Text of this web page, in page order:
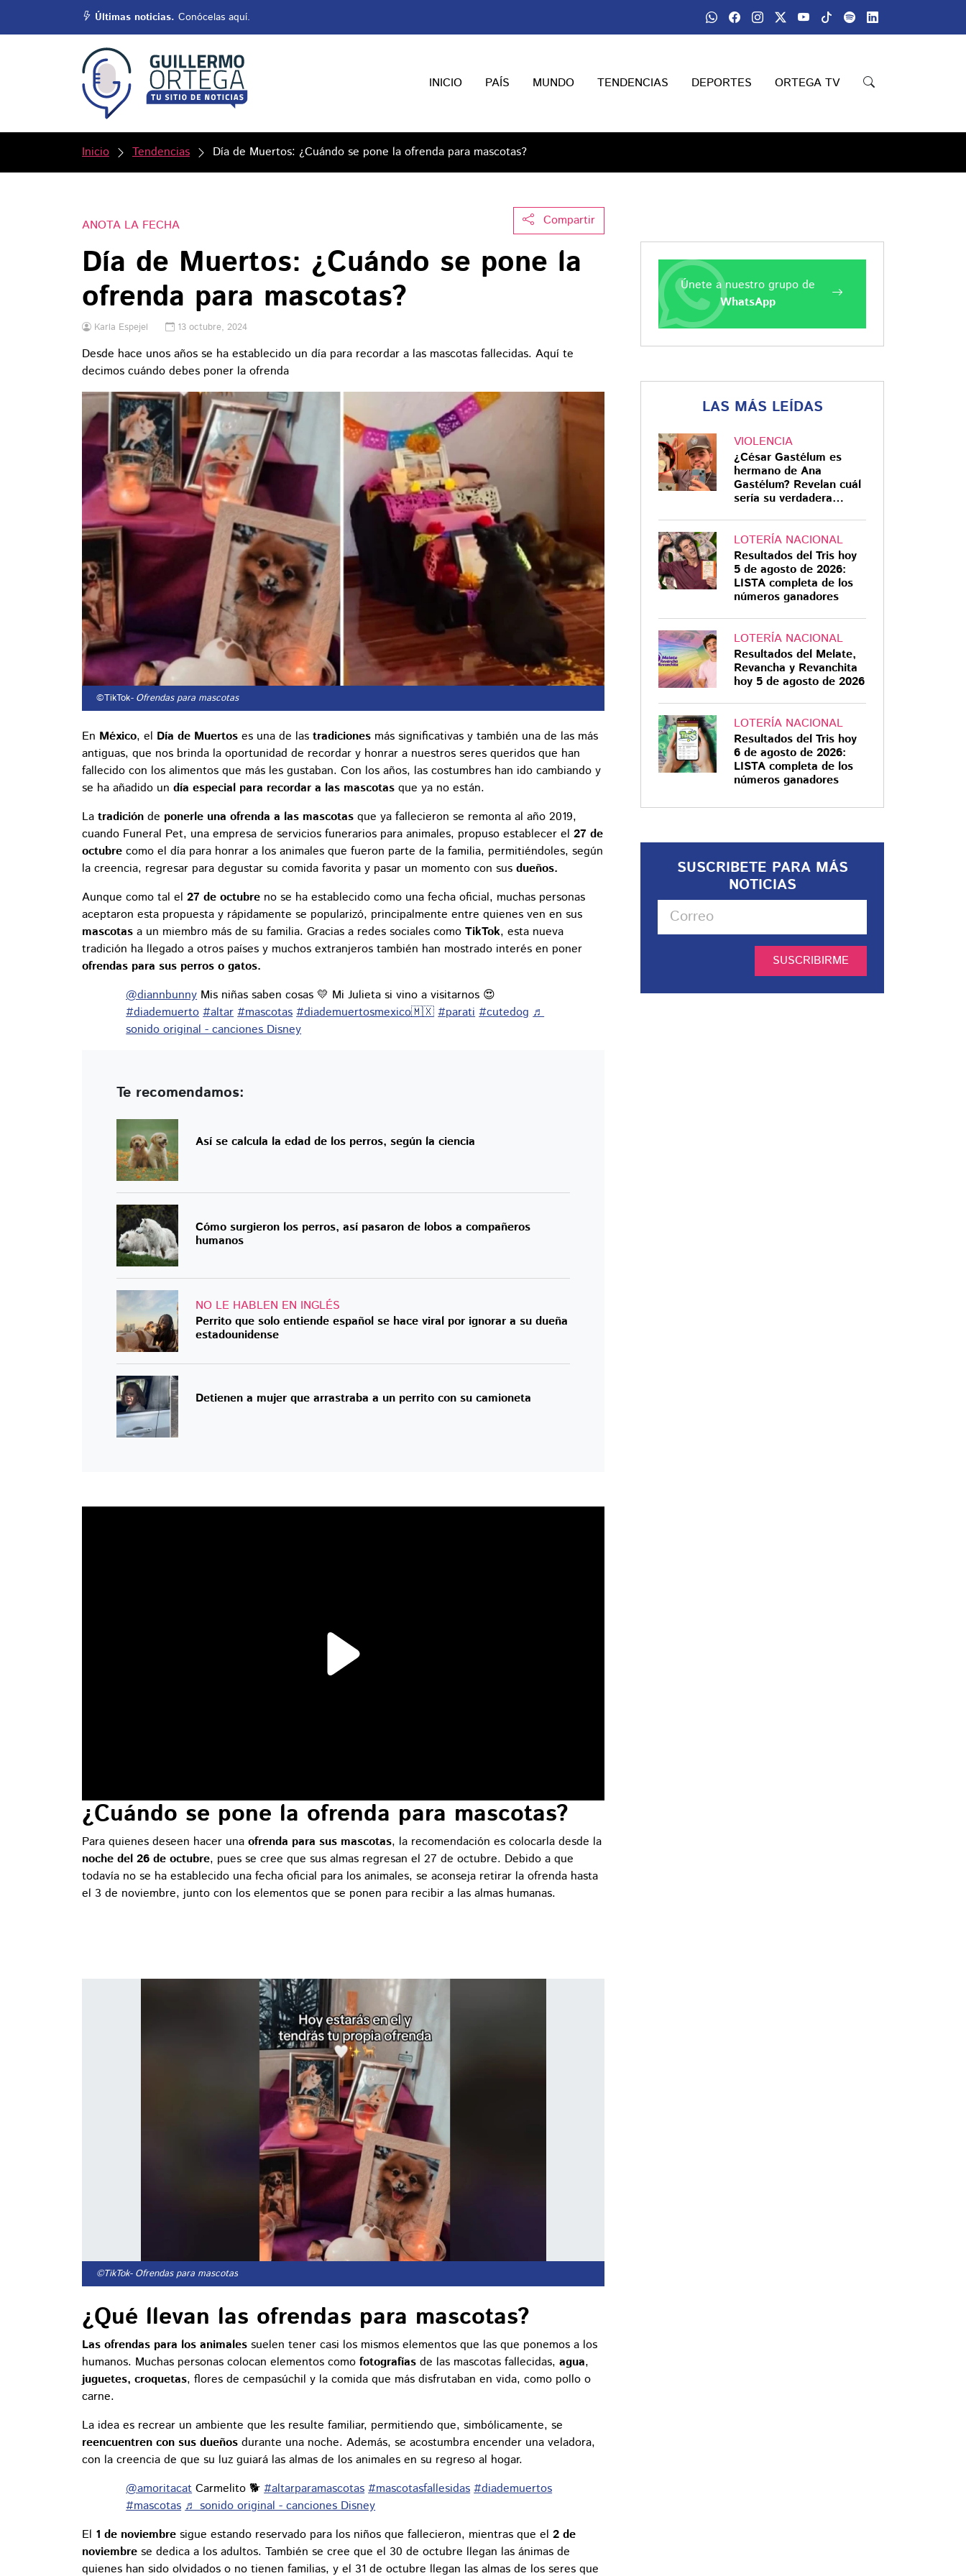
Últimas noticias. Conócelas aquí.
INICIO PAÍS MUNDO TENDENCIAS DEPORTES ORTEGA TV
Inicio Tendencias Día de Muertos: ¿Cuándo se pone la ofrenda para mascotas?
Compartir
ANOTA LA FECHA
Día de Muertos: ¿Cuándo se pone la
ofrenda para mascotas?
Karla Espejel 13 octubre, 2024
Desde hace unos años se ha establecido un día para recordar a las mascotas fallecidas. Aquí te
decimos cuándo debes poner la ofrenda
©TikTok- Ofrendas para mascotas
En México, el Día de Muertos es una de las tradiciones más significativas y también una de las más
antiguas, que nos brinda la oportunidad de recordar y honrar a nuestros seres queridos que han
fallecido con los alimentos que más les gustaban. Con los años, las costumbres han ido cambiando y
se ha añadido un día especial para recordar a las mascotas que ya no están.
La tradición de ponerle una ofrenda a las mascotas que ya fallecieron se remonta al año 2019,
cuando Funeral Pet, una empresa de servicios funerarios para animales, propuso establecer el 27 de
octubre como el día para honrar a los animales que fueron parte de la familia, permitiéndoles, según
la creencia, regresar para degustar su comida favorita y pasar un momento con sus dueños.
Aunque como tal el 27 de octubre no se ha establecido como una fecha oficial, muchas personas
aceptaron esta propuesta y rápidamente se popularizó, principalmente entre quienes ven en sus
mascotas a un miembro más de su familia. Gracias a redes sociales como TikTok, esta nueva
tradición ha llegado a otros países y muchos extranjeros también han mostrado interés en poner
ofrendas para sus perros o gatos.
@diannbunnyMis niñas saben cosas 💛 Mi Julieta si vino a visitarnos 😍
#diademuerto #altar #mascotas #diademuertosmexico🇲🇽 #parati #cutedog ♬
sonido original - canciones Disney
Te recomendamos:
Así se calcula la edad de los perros, según la ciencia
Cómo surgieron los perros, así pasaron de lobos a compañeros
humanos
NO LE HABLEN EN INGLÉS
Perrito que solo entiende español se hace viral por ignorar a su dueña
estadounidense
Detienen a mujer que arrastraba a un perrito con su camioneta
¿Cuándo se pone la ofrenda para mascotas?
Para quienes deseen hacer una ofrenda para sus mascotas, la recomendación es colocarla desde la
noche del 26 de octubre, pues se cree que sus almas regresan el 27 de octubre. Debido a que
todavía no se ha establecido una fecha oficial para los animales, se aconseja retirar la ofrenda hasta
el 3 de noviembre, junto con los elementos que se ponen para recibir a las almas humanas.
©TikTok- Ofrendas para mascotas
¿Qué llevan las ofrendas para mascotas?
Las ofrendas para los animales suelen tener casi los mismos elementos que las que ponemos a los
humanos. Muchas personas colocan elementos como fotografías de las mascotas fallecidas, agua,
juguetes, croquetas, flores de cempasúchil y la comida que más disfrutaban en vida, como pollo o
carne.
La idea es recrear un ambiente que les resulte familiar, permitiendo que, simbólicamente, se
reencuentren con sus dueños durante una noche. Además, se acostumbra encender una veladora,
con la creencia de que su luz guiará las almas de los animales en su regreso al hogar.
@amoritacatCarmelito 🐕#altarparamascotas #mascotasfallesidas #diademuertos
#mascotas ♬ sonido original - canciones Disney
El 1 de noviembre sigue estando reservado para los niños que fallecieron, mientras que el 2 de
noviembre se dedica a los adultos. También se cree que el 30 de octubre llegan las ánimas de
quienes han sido olvidados o no tienen familias, y el 31 de octubre llegan las almas de los seres que
Únete a nuestro grupo de
WhatsApp
LAS MÁS LEÍDAS
VIOLENCIA
¿César Gastélum es
hermano de Ana
Gastélum? Revelan cuál
sería su verdadera
LOTERÍA NACIONAL
Resultados del Tris hoy
5 de agosto de 2026:
LISTA completa de los
números ganadores
LOTERÍA NACIONAL
Resultados del Melate,
Revancha y Revanchita
hoy 5 de agosto de 2026
LOTERÍA NACIONAL
Resultados del Tris hoy
6 de agosto de 2026:
LISTA completa de los
números ganadores
SUSCRIBETE PARA MÁS
NOTICIAS
SUSCRIBIRME